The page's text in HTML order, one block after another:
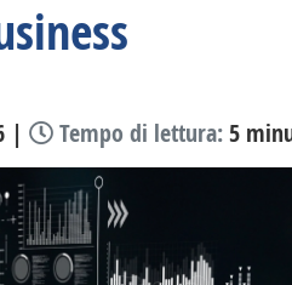
| Tempo di lettura:5